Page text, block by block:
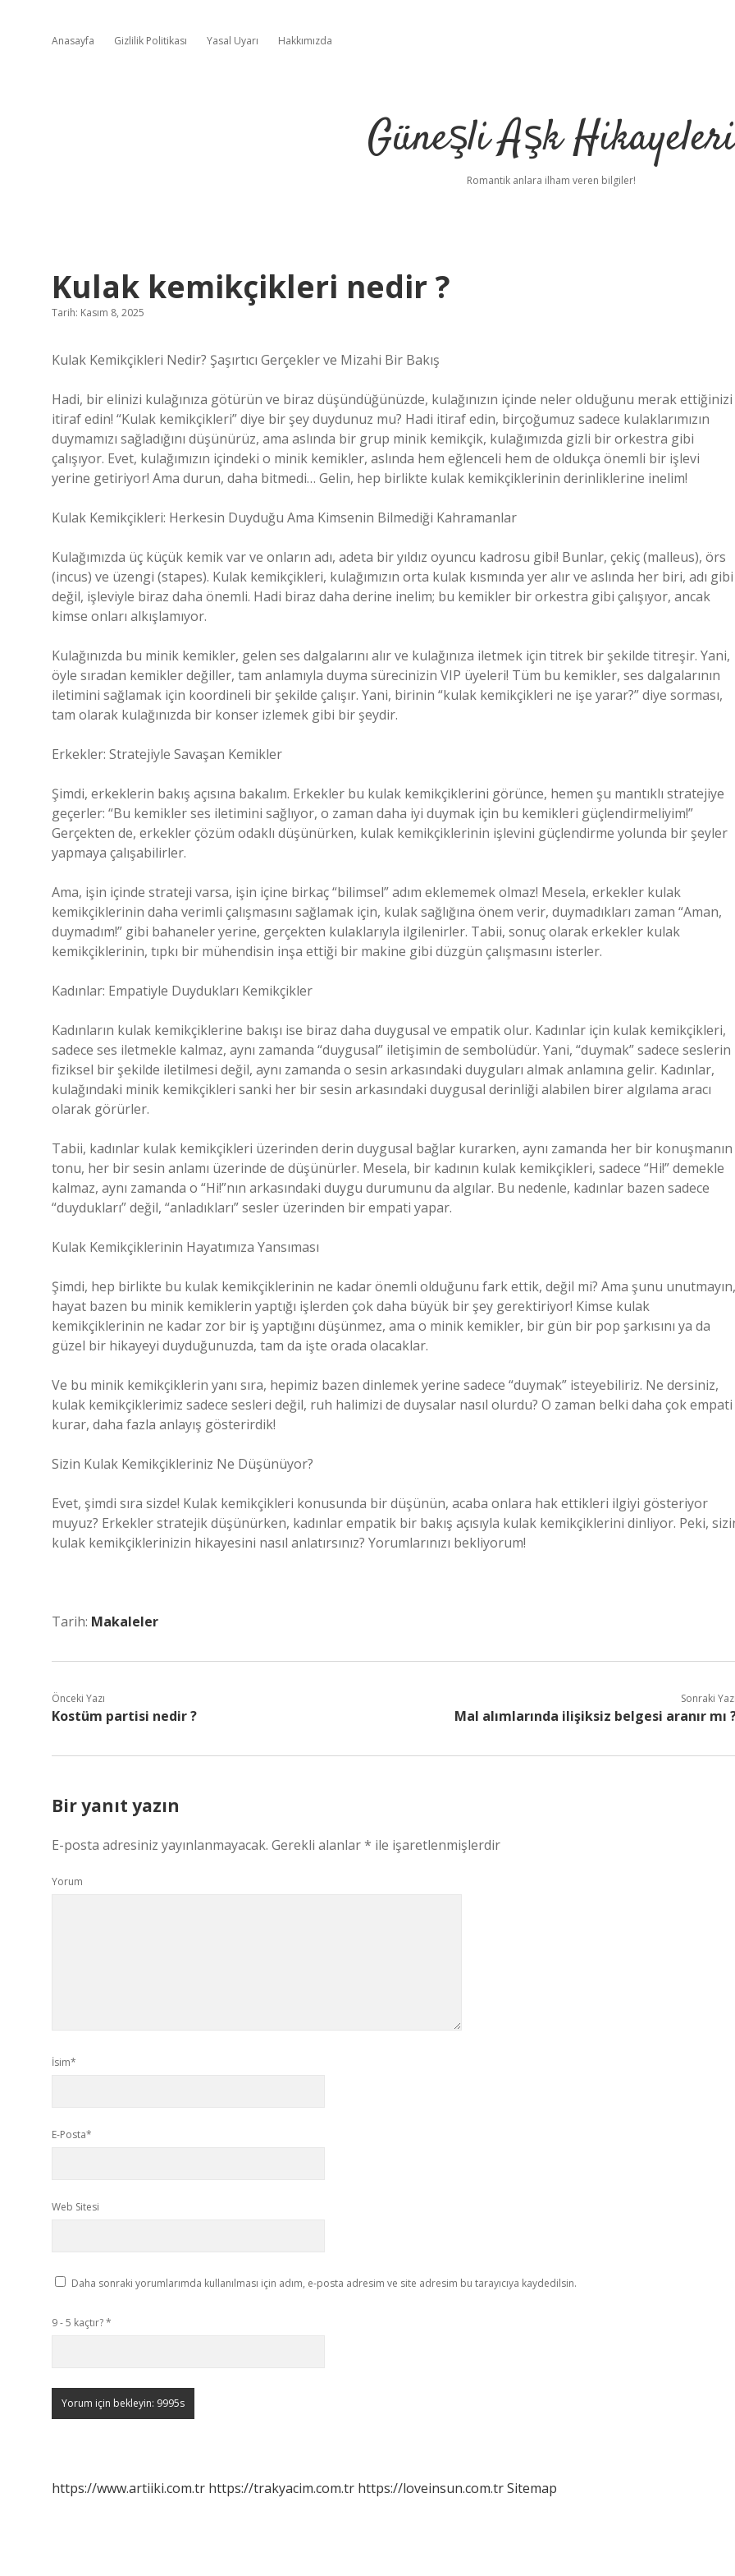
Anasayfa Gizlilik Politikası Yasal Uyarı Hakkımızda
Güneşli Aşk Hikayeleri
Romantik anlara ilham veren bilgiler!
Kulak kemikçikleri nedir ?
Tarih: Kasım 8, 2025
Kulak Kemikçikleri Nedir? Şaşırtıcı Gerçekler ve Mizahi Bir Bakış
Hadi, bir elinizi kulağınıza götürün ve biraz düşündüğünüzde, kulağınızın içinde neler olduğunu merak ettiğinizi
itiraf edin! “Kulak kemikçikleri” diye bir şey duydunuz mu? Hadi itiraf edin, birçoğumuz sadece kulaklarımızın
duymamızı sağladığını düşünürüz, ama aslında bir grup minik kemikçik, kulağımızda gizli bir orkestra gibi
çalışıyor. Evet, kulağımızın içindeki o minik kemikler, aslında hem eğlenceli hem de oldukça önemli bir işlevi
yerine getiriyor! Ama durun, daha bitmedi… Gelin, hep birlikte kulak kemikçiklerinin derinliklerine inelim!
Kulak Kemikçikleri: Herkesin Duyduğu Ama Kimsenin Bilmediği Kahramanlar
Kulağımızda üç küçük kemik var ve onların adı, adeta bir yıldız oyuncu kadrosu gibi! Bunlar, çekiç (malleus), örs
(incus) ve üzengi (stapes). Kulak kemikçikleri, kulağımızın orta kulak kısmında yer alır ve aslında her biri, adı gibi
değil, işleviyle biraz daha önemli. Hadi biraz daha derine inelim; bu kemikler bir orkestra gibi çalışıyor, ancak
kimse onları alkışlamıyor.
Kulağınızda bu minik kemikler, gelen ses dalgalarını alır ve kulağınıza iletmek için titrek bir şekilde titreşir. Yani,
öyle sıradan kemikler değiller, tam anlamıyla duyma sürecinizin VIP üyeleri! Tüm bu kemikler, ses dalgalarının
iletimini sağlamak için koordineli bir şekilde çalışır. Yani, birinin “kulak kemikçikleri ne işe yarar?” diye sorması,
tam olarak kulağınızda bir konser izlemek gibi bir şeydir.
Erkekler: Stratejiyle Savaşan Kemikler
Şimdi, erkeklerin bakış açısına bakalım. Erkekler bu kulak kemikçiklerini görünce, hemen şu mantıklı stratejiye
geçerler: “Bu kemikler ses iletimini sağlıyor, o zaman daha iyi duymak için bu kemikleri güçlendirmeliyim!”
Gerçekten de, erkekler çözüm odaklı düşünürken, kulak kemikçiklerinin işlevini güçlendirme yolunda bir şeyler
yapmaya çalışabilirler.
Ama, işin içinde strateji varsa, işin içine birkaç “bilimsel” adım eklememek olmaz! Mesela, erkekler kulak
kemikçiklerinin daha verimli çalışmasını sağlamak için, kulak sağlığına önem verir, duymadıkları zaman “Aman,
duymadım!” gibi bahaneler yerine, gerçekten kulaklarıyla ilgilenirler. Tabii, sonuç olarak erkekler kulak
kemikçiklerinin, tıpkı bir mühendisin inşa ettiği bir makine gibi düzgün çalışmasını isterler.
Kadınlar: Empatiyle Duydukları Kemikçikler
Kadınların kulak kemikçiklerine bakışı ise biraz daha duygusal ve empatik olur. Kadınlar için kulak kemikçikleri,
sadece ses iletmekle kalmaz, aynı zamanda “duygusal” iletişimin de sembolüdür. Yani, “duymak” sadece seslerin
fiziksel bir şekilde iletilmesi değil, aynı zamanda o sesin arkasındaki duyguları almak anlamına gelir. Kadınlar,
kulağındaki minik kemikçikleri sanki her bir sesin arkasındaki duygusal derinliği alabilen birer algılama aracı
olarak görürler.
Tabii, kadınlar kulak kemikçikleri üzerinden derin duygusal bağlar kurarken, aynı zamanda her bir konuşmanın
tonu, her bir sesin anlamı üzerinde de düşünürler. Mesela, bir kadının kulak kemikçikleri, sadece “Hi!” demekle
kalmaz, aynı zamanda o “Hi!”nın arkasındaki duygu durumunu da algılar. Bu nedenle, kadınlar bazen sadece
“duydukları” değil, “anladıkları” sesler üzerinden bir empati yapar.
Kulak Kemikçiklerinin Hayatımıza Yansıması
Şimdi, hep birlikte bu kulak kemikçiklerinin ne kadar önemli olduğunu fark ettik, değil mi? Ama şunu unutmayın,
hayat bazen bu minik kemiklerin yaptığı işlerden çok daha büyük bir şey gerektiriyor! Kimse kulak
kemikçiklerinin ne kadar zor bir iş yaptığını düşünmez, ama o minik kemikler, bir gün bir pop şarkısını ya da
güzel bir hikayeyi duyduğunuzda, tam da işte orada olacaklar.
Ve bu minik kemikçiklerin yanı sıra, hepimiz bazen dinlemek yerine sadece “duymak” isteyebiliriz. Ne dersiniz,
kulak kemikçiklerimiz sadece sesleri değil, ruh halimizi de duysalar nasıl olurdu? O zaman belki daha çok empati
kurar, daha fazla anlayış gösterirdik!
Sizin Kulak Kemikçikleriniz Ne Düşünüyor?
Evet, şimdi sıra sizde! Kulak kemikçikleri konusunda bir düşünün, acaba onlara hak ettikleri ilgiyi gösteriyor
muyuz? Erkekler stratejik düşünürken, kadınlar empatik bir bakış açısıyla kulak kemikçiklerini dinliyor. Peki,
kulak kemikçiklerinizin hikayesini nasıl anlatırsınız? Yorumlarınızı bekliyorum!
Tarih: Makaleler
Önceki Yazı
Kostüm partisi nedir ?
Sonraki Yazı
Mal alımlarında ilişiksiz belgesi aranır mı
Bir yanıt yazın
E-posta adresiniz yayınlanmayacak. Gerekli alanlar* ile işaretlenmişlerdir
Yorum
İsim*
E-Posta*
Web Sitesi
Daha sonraki yorumlarımda kullanılması için adım, e-posta adresim ve site adresim bu tarayıcıya kaydedilsin.
9 - 5 kaçtır?*
https://www.artiiki.com.tr https://trakyacim.com.tr https://loveinsun.com.trSitemap